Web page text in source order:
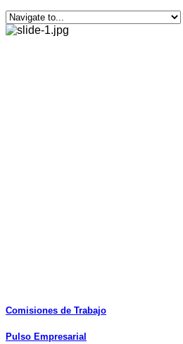
Comisiones de Trabajo
Pulso Empresarial